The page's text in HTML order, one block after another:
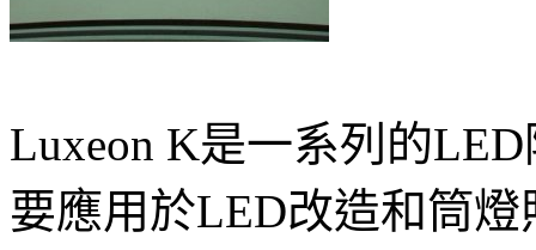
Luxeon K是一系列的
要應用於LED改造和筒燈